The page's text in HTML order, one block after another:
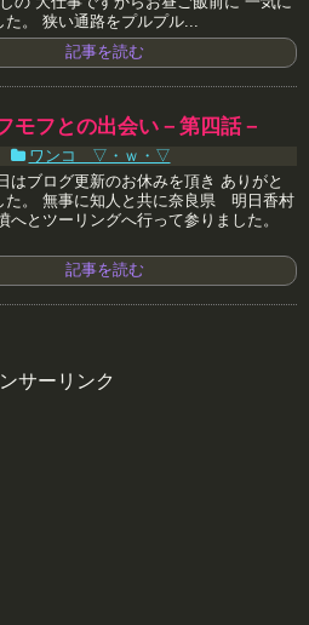
。 狭い通路をプルプル...
記事を読む
モフとの出会い－第四話－
ワンコ ▽・ｗ・▽
はブログ更新のお休みを頂き ありがと
た。 無事に知人と共に奈良県 明日香村
へとツーリングへ行って参りました。
記事を読む
サーリンク